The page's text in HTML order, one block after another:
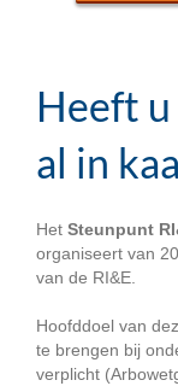
Heeft u
al in
Het Steunpunt
organiseert van
van de RI&E.
Hoofddoel van
te brengen bij
verplicht